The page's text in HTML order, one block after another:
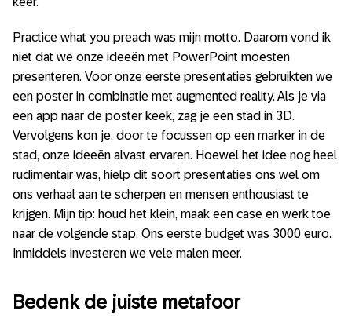
Practice what you preach was mijn motto. Daarom vond ik
niet dat we onze ideeën met PowerPoint moesten
presenteren. Voor onze eerste presentaties gebruikten we
een poster in combinatie met augmented reality. Als je via
een app naar de poster keek, zag je een stad in 3D.
Vervolgens kon je, door te focussen op een marker in de
stad, onze ideeën alvast ervaren. Hoewel het idee nog heel
rudimentair was, hielp dit soort presentaties ons wel om
ons verhaal aan te scherpen en mensen enthousiast te
krijgen. Mijn tip: houd het klein, maak een case en werk toe
naar de volgende stap. Ons eerste budget was 3000 euro.
Inmiddels investeren we vele malen meer.
Bedenk de juiste metafoor